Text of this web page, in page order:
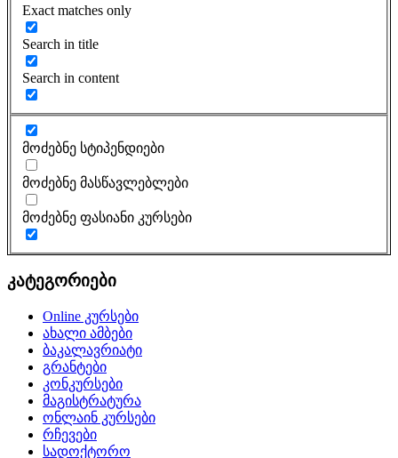
Exact matches only
Search in title
Search in content
მოძებნე სტიპენდიები
მოძებნე მასწავლებლები
მოძებნე ფასიანი კურსები
კატეგორიები
Online კურსები
ახალი ამბები
ბაკალავრიატი
გრანტები
კონკურსები
მაგისტრატურა
ონლაინ კურსები
რჩევები
სადოქტორო